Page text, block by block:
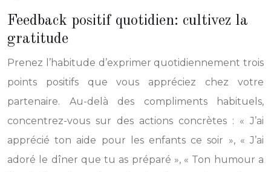
Feedback positif quotidien: cultivez la
gratitude
Prenez l’habitude d’exprimer quotidiennement trois
points positifs que vous appréciez chez votre
partenaire. Au-delà des compliments habituels,
concentrez-vous sur des actions concrètes : « J’ai
apprécié ton aide pour les enfants ce soir », « J’ai
adoré le dîner que tu as préparé », « Ton humour a